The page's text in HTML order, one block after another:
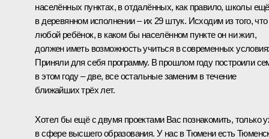
населённых пунктах, в отдалённых, как правило, школы ещё
в деревянном исполнении – их 29 штук. Исходим из того, что
любой ребёнок, в каком бы населённом пункте он ни жил,
должен иметь возможность учиться в современных
Приняли для себя программу. В прошлом году построили
в этом году – две, все остальные заменим в течение
ближайших трёх лет.
Хотел бы ещё с двумя проектами Вас познакомить, только
в сфере высшего образования. У нас в Тюмени есть